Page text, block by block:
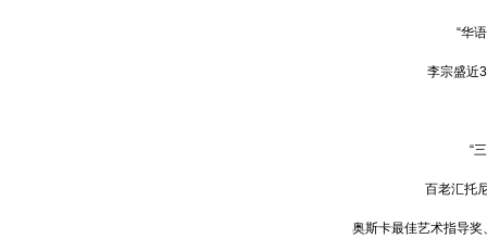
“华
李宗盛近
“
百老汇托
奥斯卡最佳艺术指导